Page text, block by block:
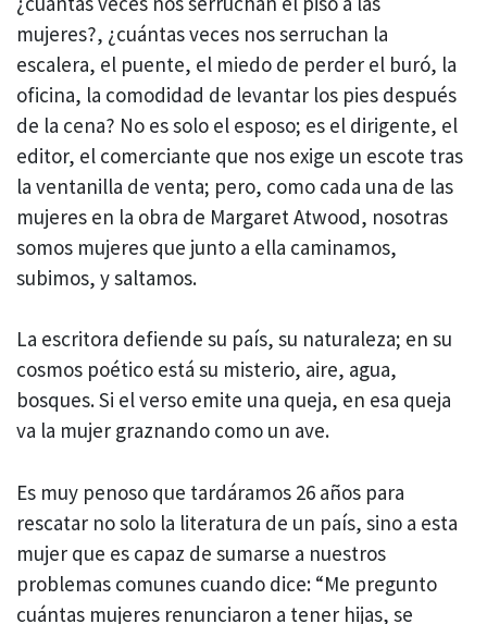
mujeres?, ¿cuántas veces nos serruchan la
escalera, el puente, el miedo de perder el buró, la
oficina, la comodidad de levantar los pies después
de la cena? No es solo el esposo; es el dirigente, el
editor, el comerciante que nos exige un escote tras
la ventanilla de venta; pero, como cada una de las
mujeres en la obra de Margaret Atwood, nosotras
somos mujeres que junto a ella caminamos,
subimos, y saltamos.
La escritora defiende su país, su naturaleza; en su
cosmos poético está su misterio, aire, agua,
bosques. Si el verso emite una queja, en esa queja
va la mujer graznando como un ave.
Es muy penoso que tardáramos 26 años para
rescatar no solo la literatura de un país, sino a esta
mujer que es capaz de sumarse a nuestros
problemas comunes cuando dice: “Me pregunto
cuántas mujeres renunciaron a tener hijas, se